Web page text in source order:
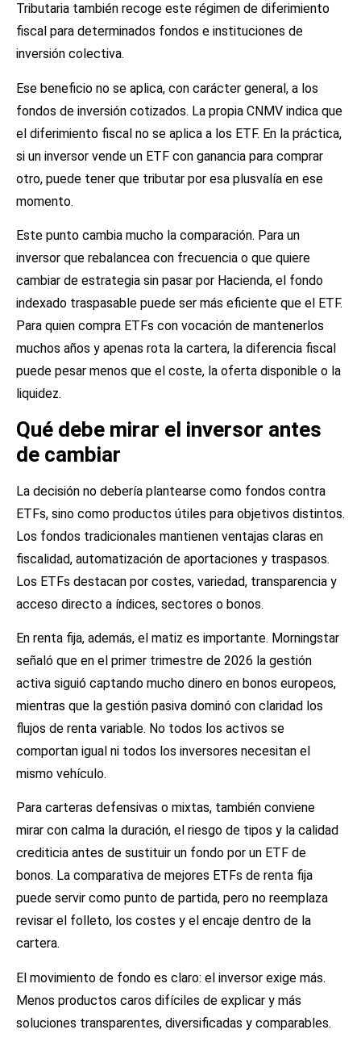
Tributaria también recoge este régimen de diferimiento
fiscal para determinados fondos e instituciones de
inversión colectiva.
Ese beneficio no se aplica, con carácter general, a los
fondos de inversión cotizados. La propia CNMV indica que
el diferimiento fiscal no se aplica a los ETF. En la práctica,
si un inversor vende un ETF con ganancia para comprar
otro, puede tener que tributar por esa plusvalía en ese
momento.
Este punto cambia mucho la comparación. Para un
inversor que rebalancea con frecuencia o que quiere
cambiar de estrategia sin pasar por Hacienda, el fondo
indexado traspasable puede ser más eficiente que el ETF.
Para quien compra ETFs con vocación de mantenerlos
muchos años y apenas rota la cartera, la diferencia fiscal
puede pesar menos que el coste, la oferta disponible o la
liquidez.
Qué debe mirar el inversor antes
de cambiar
La decisión no debería plantearse como fondos contra
ETFs, sino como productos útiles para objetivos distintos.
Los fondos tradicionales mantienen ventajas claras en
fiscalidad, automatización de aportaciones y traspasos.
Los ETFs destacan por costes, variedad, transparencia y
acceso directo a índices, sectores o bonos.
En renta fija, además, el matiz es importante. Morningstar
señaló que en el primer trimestre de 2026 la gestión
activa siguió captando mucho dinero en bonos europeos,
mientras que la gestión pasiva dominó con claridad los
flujos de renta variable. No todos los activos se
comportan igual ni todos los inversores necesitan el
mismo vehículo.
Para carteras defensivas o mixtas, también conviene
mirar con calma la duración, el riesgo de tipos y la calidad
crediticia antes de sustituir un fondo por un ETF de
bonos. La comparativa de mejores ETFs de renta fija
puede servir como punto de partida, pero no reemplaza
revisar el folleto, los costes y el encaje dentro de la
cartera.
El movimiento de fondo es claro: el inversor exige más.
Menos productos caros difíciles de explicar y más
soluciones transparentes, diversificadas y comparables.